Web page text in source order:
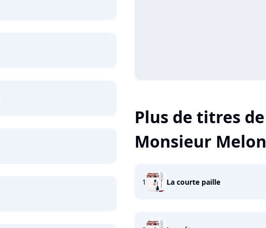
Plus de titres de
Monsieur Melon
1 La courte paille